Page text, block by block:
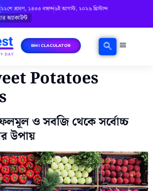
২২শে শ্রাবণ, ১৪৩৩ বঙ্গাব্দ৬ই আগস্ট, ২০২৬ খ্রিস্টাব্দ
অ্যাকাউন্ট
BMI CLACULATOR
Potatoes
ফলমূল ও সবজি থেকে সর্বোচ্চ
উপায়